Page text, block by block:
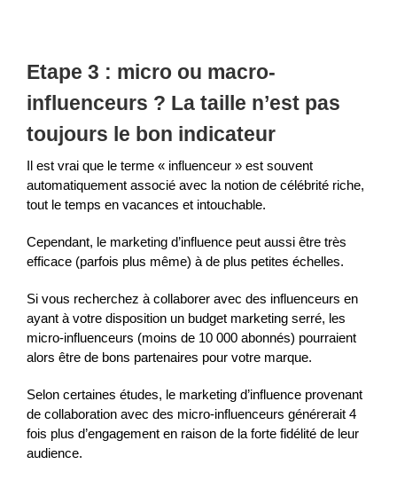
Etape 3 : micro ou macro-
influenceurs ? La taille n’est pas
toujours le bon indicateur
Il est vrai que le terme « influenceur » est souvent
automatiquement associé avec la notion de célébrité riche,
tout le temps en vacances et intouchable.
Cependant, le marketing d’influence peut aussi être très
efficace (parfois plus même) à de plus petites échelles.
Si vous recherchez à collaborer avec des influenceurs en
ayant à votre disposition un budget marketing serré, les
micro-influenceurs (moins de 10 000 abonnés) pourraient
alors être de bons partenaires pour votre marque.
Selon certaines études, le marketing d’influence provenant
de collaboration avec des micro-influenceurs générerait 4
fois plus d’engagement en raison de la forte fidélité de leur
audience.